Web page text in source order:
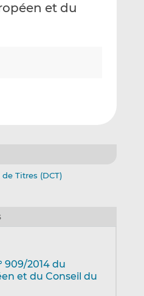
et du
Titres (DCT)
909/2014 du
et du Conseil du